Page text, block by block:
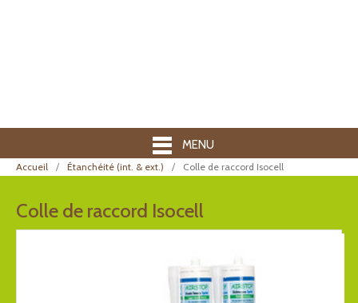
MENU
Accueil Étanchéité (int. & ext.) Colle de raccord Isocell
Colle de raccord Isocell